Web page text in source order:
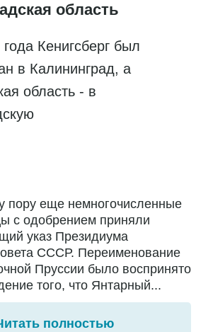
область
Кенигсберг был
в Калининград, а
область - в
пору еще немногочисленные
с одобрением приняли
указ Президиума
СССР. Переименование
Пруссии было воспринято
того, что Янтарный...
полностью